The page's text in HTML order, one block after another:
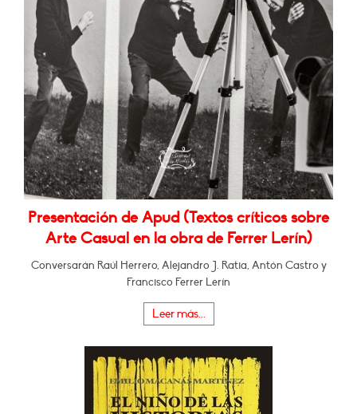
Presentación de Apud (Textos críticos sobre
Arte Casual en la obra de Ferrer Lerín)
Conversarán Raúl Herrero, Alejandro J. Ratia, Antón Castro y
Francisco Ferrer Lerín
Leer más...